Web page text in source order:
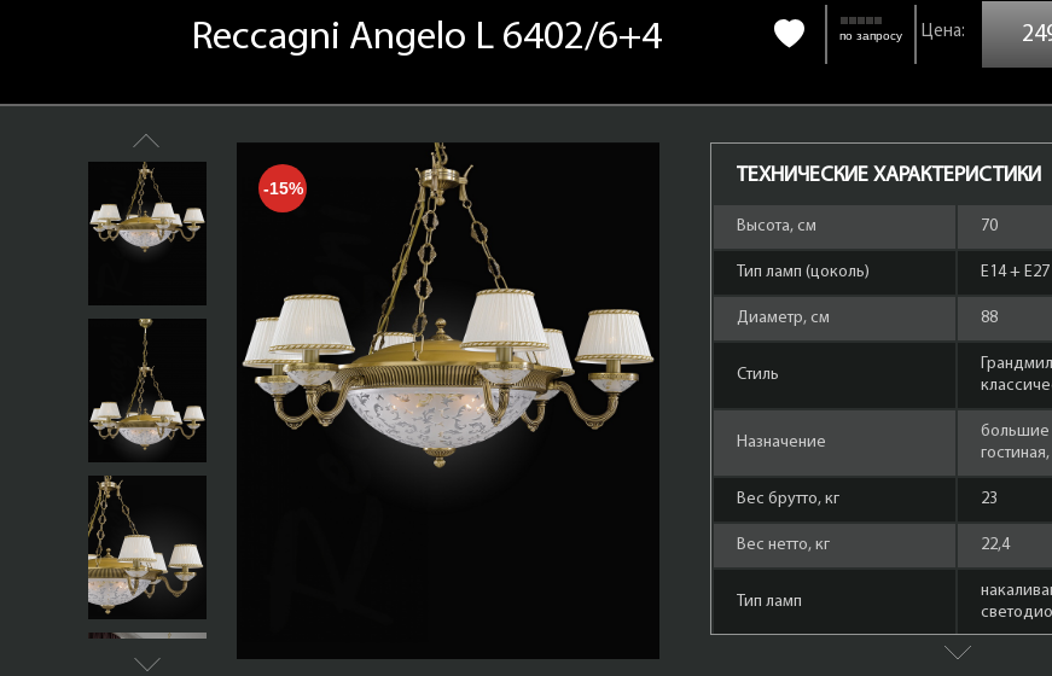
Reccagni Angelo L 6402/6+4 по запросу
-15%
ТЕХНИЧЕСКИЕ ХАРАКТЕРИСТИКИ
Высота, см 70
Тип ламп (цоколь) Е14 + Е27
Диаметр, см 88
Стиль
Назначение
Вес брутто, кг 23
Вес нетто, кг 22,4
Тип ламп